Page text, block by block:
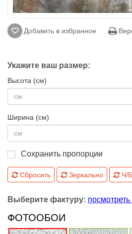
Добавить в избранное
Укажите ваш размер:
Высота (см)
Ширина (см)
Сохранить пропорции
Сбросить Зеркально Ч/Б
Выберите фактуру:
ФОТООБОИ